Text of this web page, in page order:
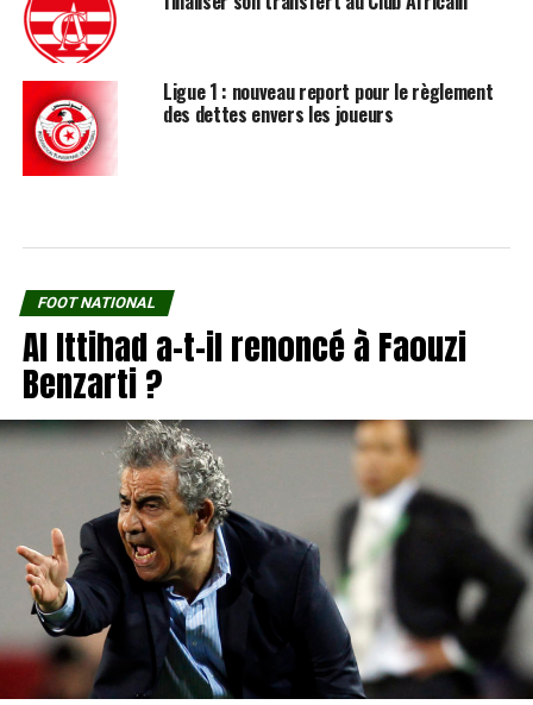
Ligue 1 : nouveau report pour le règlement
des dettes envers les joueurs
FOOT NATIONAL
Al Ittihad a-t-il renoncé à Faouzi
Benzarti ?